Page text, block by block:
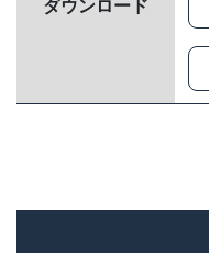
ダウンロード